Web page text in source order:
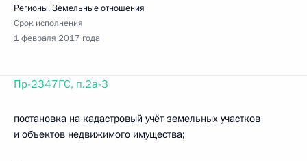
Регионы,Земельные отношения
Срок исполнения
1 февраля 2017 года
Пр-2347ГС, п.2а-3
постановка на кадастровый учёт земельных участков
и объектов недвижимого имущества;